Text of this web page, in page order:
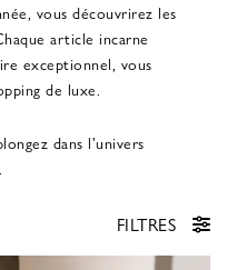
vous découvrirez les
article incarne
exceptionnel, vous
de luxe.
dans l'univers
FILTRES